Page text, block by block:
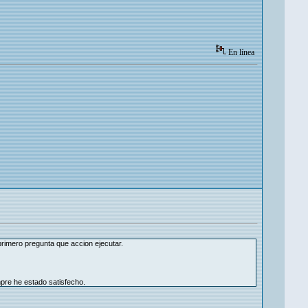
En línea
pregunta que accion ejecutar.
he estado satisfecho.